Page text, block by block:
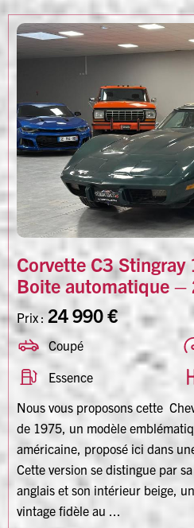
Corvette C3
Boite automatique
Prix :24 990 €
Coupé
Essence
Nous vous proposons cette
de 1975, un modèle
américaine, proposé ici dans
Cette version se distingue par
anglais et son intérieur beige,
vintage fidèle au ...